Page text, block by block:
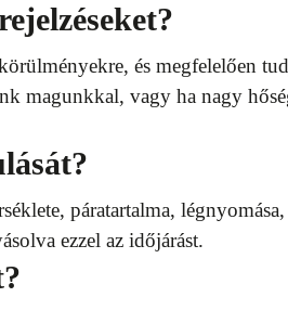
és megfelelően
magunkkal, vagy ha nagy
páratartalma,
ezzel az időjárást.